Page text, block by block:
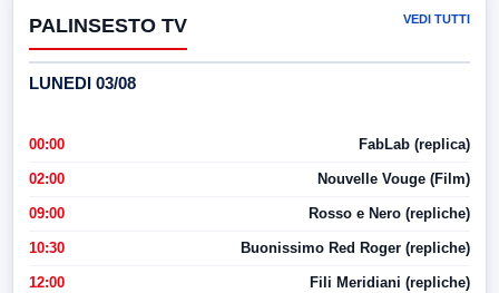
PALINSESTO TV VEDI TUTTI
LUNEDI 03/08
00:00 FabLab (replica)
02:00 Nouvelle Vouge (Film)
09:00 Rosso e Nero (repliche)
10:30 Buonissimo Red Roger (repliche)
12:00 Fili Meridiani (repliche)